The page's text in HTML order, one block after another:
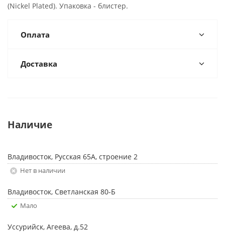
(Nickel Plated). Упаковка - блистер.
Оплата
Доставка
Наличие
Владивосток, Русская 65А, строение 2
Нет в наличии
Владивосток, Светланская 80-Б
Мало
Уссурийск, Агеева, д.52